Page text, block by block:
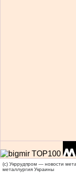
(c) Укррудпром — новости
металлургия Украины